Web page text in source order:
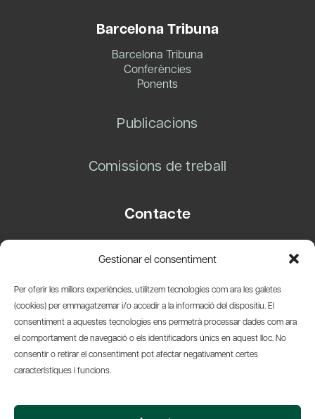
Gestionar el consentiment
Per oferir les millors experiències, utilitzem tecnologies com ara les galetes
(cookies) per emmagatzemar i/o accedir a la informació del dispositiu. El
consentiment a aquestes tecnologies ens permetrà processar dades com ara
el comportament de navegació o els identificadors únics en aquest lloc. No
consentir o retirar el consentiment pot afectar negativament certes
característiques i funcions.
Barcelona Tribuna
Barcelona Tribuna
Conferències
Ponents
Publicacions
Comissions de treball
Contacte
08003 Barcelona
info@amicsdelpais.com
Suscripció Newsletter
© 2026 Societat Econòmica Barcelonesa d'Amics del País